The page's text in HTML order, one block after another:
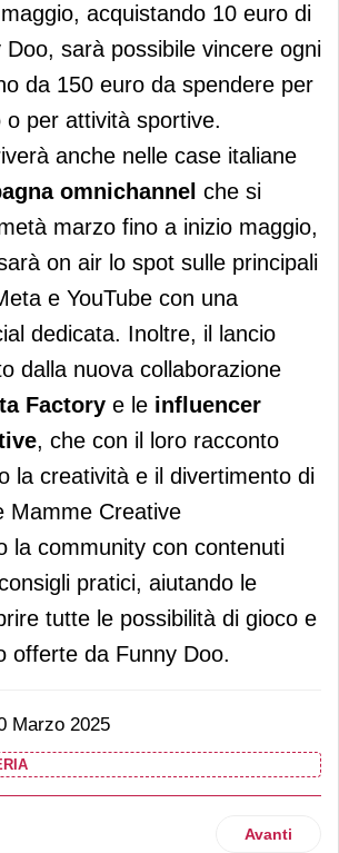
acquistando 10 euro di
Doo, sarà possibile vincere ogni
da 150 euro da spendere per
o per attività sportive.
anche nelle case italiane
omnichannel che si
marzo fino a inizio maggio,
on air lo spot sulle principali
e YouTube con una
dedicata. Inoltre, il lancio
dalla nuova collaborazione
Factory e le influencer
, che con il loro racconto
la creatività e il divertimento di
Mamme Creative
la community con contenuti
pratici, aiutando le
tutte le possibilità di gioco e
offerte da Funny Doo.
Marzo 2025
Fiorentini Alimentari amplia la linea
Articolo
Avanti